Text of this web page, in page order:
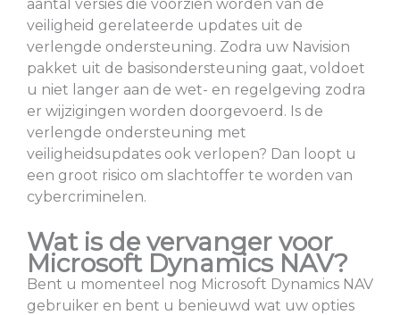
aantal versies die voorzien worden van de
veiligheid gerelateerde updates uit de
verlengde ondersteuning. Zodra uw Navision
pakket uit de basisondersteuning gaat, voldoet
u niet langer aan de wet- en regelgeving zodra
er wijzigingen worden doorgevoerd. Is de
verlengde ondersteuning met
veiligheidsupdates ook verlopen? Dan loopt u
een groot risico om slachtoffer te worden van
cybercriminelen.
Wat is de vervanger voor
Microsoft Dynamics NAV?
Bent u momenteel nog Microsoft Dynamics NAV
gebruiker en bent u benieuwd wat uw opties